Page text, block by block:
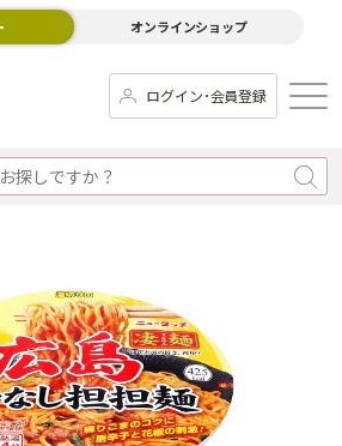
オンラインショップ
ログイン･会員登録